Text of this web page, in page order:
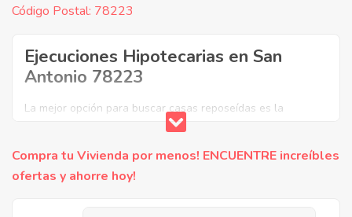
Código Postal: 78223
Ejecuciones Hipotecarias en San
Antonio 78223
La mejor opción para buscar casas reposeídas es la
utilización de listados de propiedades puestas en venta en
código postal 78223, incluyendo diversas propiedades en
venta, para que usted realice la mejor compra.
Compra tu Vivienda por menos! ENCUENTRE increíbles
ofertas y ahorre hoy!